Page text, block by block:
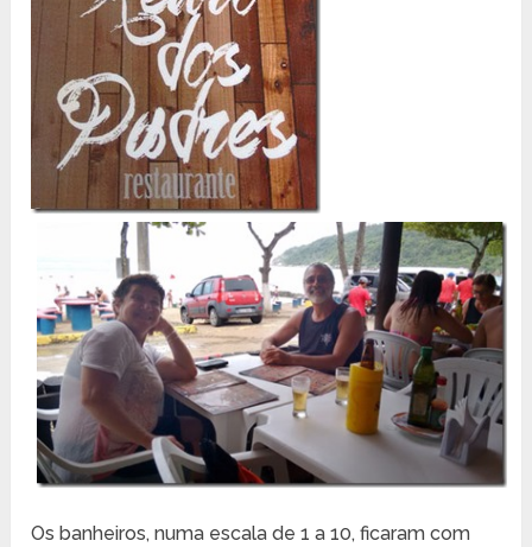
Os banheiros, numa escala de 1 a 10, ficaram com